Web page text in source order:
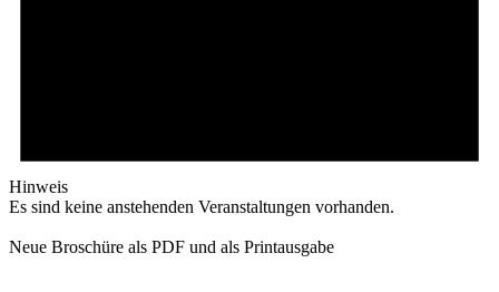
Hinweis
Es sind keine anstehenden Veranstaltungen vorhanden.
Neue Broschüre als PDF und als Printausgabe